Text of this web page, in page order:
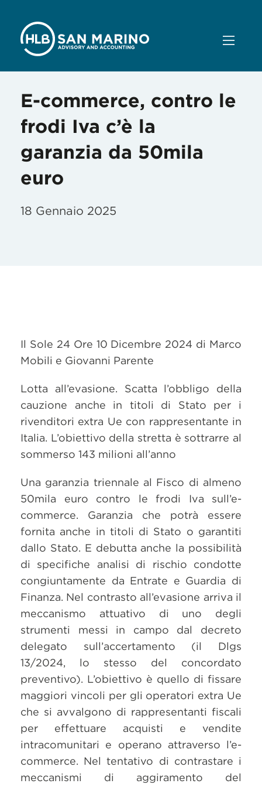
E-commerce, contro le
frodi Iva c’è la
garanzia da 50mila
euro
18 Gennaio 2025
Il Sole 24 Ore 10 Dicembre 2024 di Marco
Mobili e Giovanni Parente
Lotta all’evasione. Scatta l’obbligo della
cauzione anche in titoli di Stato per i
rivenditori extra Ue con rappresentante in
Italia. L’obiettivo della stretta è sottrarre al
sommerso 143 milioni all’anno
Una garanzia triennale al Fisco di almeno
50mila euro contro le frodi Iva sull’e-
commerce. Garanzia che potrà essere
fornita anche in titoli di Stato o garantiti
dallo Stato. E debutta anche la possibilità
di specifiche analisi di rischio condotte
congiuntamente da Entrate e Guardia di
Finanza. Nel contrasto all’evasione arriva il
meccanismo attuativo di uno degli
strumenti messi in campo dal decreto
delegato sull’accertamento (il Dlgs
13/2024, lo stesso del concordato
preventivo). L’obiettivo è quello di fissare
maggiori vincoli per gli operatori extra Ue
che si avvalgono di rappresentanti fiscali
per effettuare acquisti e vendite
intracomunitari e operano attraverso l’e-
commerce. Nel tentativo di contrastare i
meccanismi di aggiramento del